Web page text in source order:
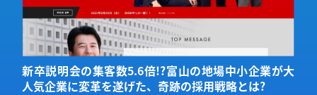
新卒説明会の集客数5.6倍!?富山の地場中小企業が大
人気企業に変革を遂げた、奇跡の採用戦略とは?